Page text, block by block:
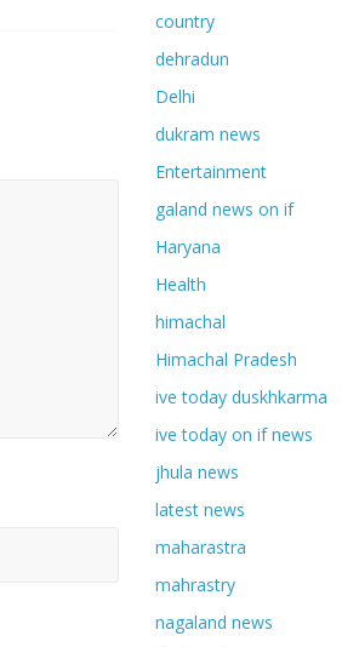
country
dehradun
Delhi
dukram news
Entertainment
galand news on if
Haryana
Health
himachal
Himachal Pradesh
ive today duskhkarma
ive today on if news
jhula news
latest news
maharastra
mahrastry
nagaland news